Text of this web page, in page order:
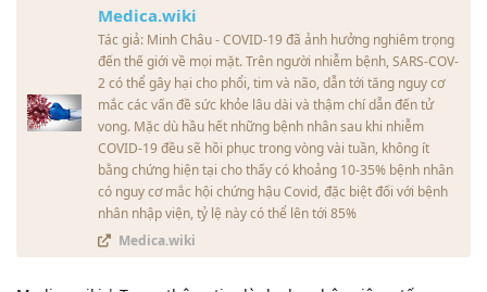
Medica.wiki
Tác giả: Minh Châu - COVID-19 đã ảnh hưởng nghiêm trọng
đến thế giới về mọi mặt. Trên người nhiễm bệnh, SARS-COV-
2 có thể gây hại cho phổi, tim và não, dẫn tới tăng nguy cơ
mắc các vấn đề sức khỏe lâu dài và thậm chí dẫn đến tử
vong. Mặc dù hầu hết những bệnh nhân sau khi nhiễm
COVID-19 đều sẽ hồi phục trong vòng vài tuần, không ít
bằng chứng hiện tại cho thấy có khoảng 10-35% bệnh nhân
có nguy cơ mắc hội chứng hậu Covid, đặc biệt đối với bệnh
nhân nhập viện, tỷ lệ này có thể lên tới 85%
Medica.wiki